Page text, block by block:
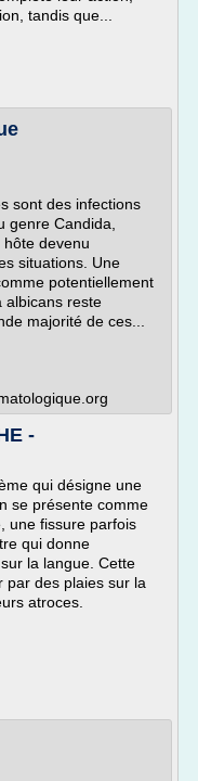
tandis que...
sont des infections
genre Candida,
devenu
situations. Une
potentiellement
albicans reste
majorité de ces...
-
qui désigne une
se présente comme
une fissure parfois
qui donne
la langue. Cette
par des plaies sur la
atroces.